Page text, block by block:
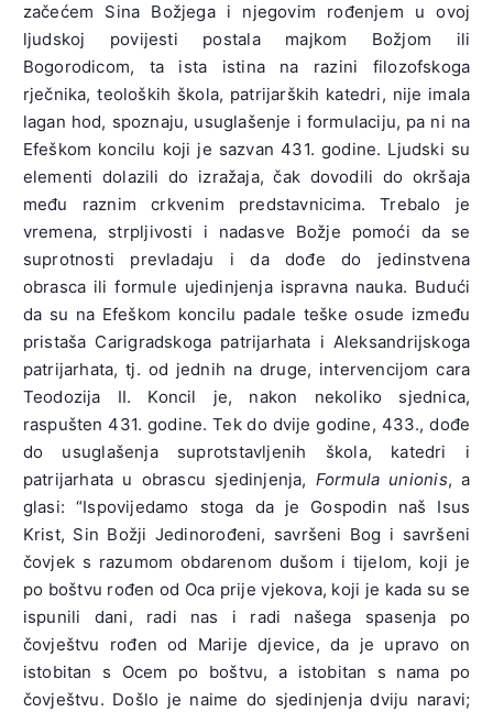
začećem Sina Božjega i njegovim rođenjem u ovoj
ljudskoj povijesti postala majkom Božjom ili
Bogorodicom, ta ista istina na razini filozofskoga
rječnika, teoloških škola, patrijarških katedri, nije imala
lagan hod, spoznaju, usuglašenje i formulaciju, pa ni na
Efeškom koncilu koji je sazvan 431. godine. Ljudski su
elementi dolazili do izražaja, čak dovodili do okršaja
među raznim crkvenim predstavnicima. Trebalo je
vremena, strpljivosti i nadasve Božje pomoći da se
suprotnosti prevladaju i da dođe do jedinstvena
obrasca ili formule ujedinjenja ispravna nauka. Budući
da su na Efeškom koncilu padale teške osude između
pristaša Carigradskoga patrijarhata i Aleksandrijskoga
patrijarhata, tj. od jednih na druge, intervencijom cara
Teodozija II. Koncil je, nakon nekoliko sjednica,
raspušten 431. godine. Tek do dvije godine, 433., dođe
do usuglašenja suprotstavljenih škola, katedri i
patrijarhata u obrascu sjedinjenja, Formula unionis, a
glasi: “Ispovijedamo stoga da je Gospodin naš Isus
Krist, Sin Božji Jedinorođeni, savršeni Bog i savršeni
čovjek s razumom obdarenom dušom i tijelom, koji je
po boštvu rođen od Oca prije vjekova, koji je kada su se
ispunili dani, radi nas i radi našega spasenja po
čovještvu rođen od Marije djevice, da je upravo on
istobitan s Ocem po boštvu, a istobitan s nama po
čovještvu. Došlo je naime do sjedinjenja dviju naravi;